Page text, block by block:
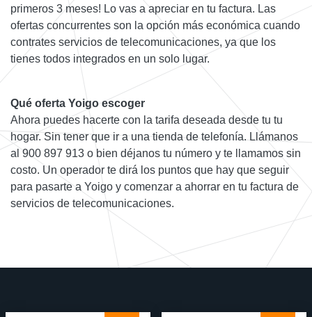
primeros 3 meses! Lo vas a apreciar en tu factura. Las
ofertas concurrentes son la opción más económica cuando
contrates servicios de telecomunicaciones, ya que los
tienes todos integrados en un solo lugar.
Qué oferta Yoigo escoger
Ahora puedes hacerte con la tarifa deseada desde tu tu
hogar. Sin tener que ir a una tienda de telefonía. Llámanos
al 900 897 913 o bien déjanos tu número y te llamamos sin
costo. Un operador te dirá los puntos que hay que seguir
para pasarte a Yoigo y comenzar a ahorrar en tu factura de
servicios de telecomunicaciones.